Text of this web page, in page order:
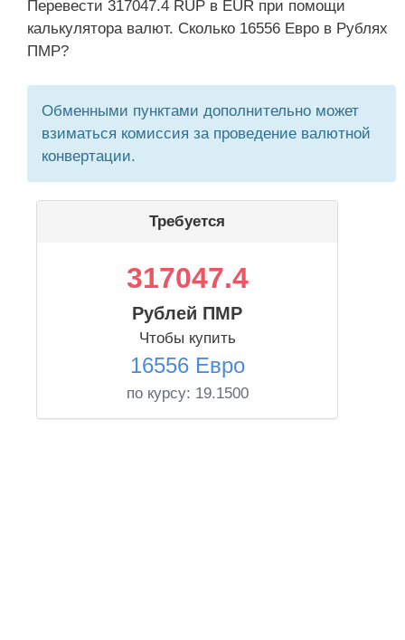
Перевести 317047.4 RUP в EUR при помощи
калькулятора валют. Сколько 16556 Евро в Рублях
ПМР?
Обменными пунктами дополнительно может
взиматься комиссия за проведение валютной
конвертации.
Требуется
317047.4
Рублей ПМР
Чтобы купить
16556 Евро
по курсу: 19.1500